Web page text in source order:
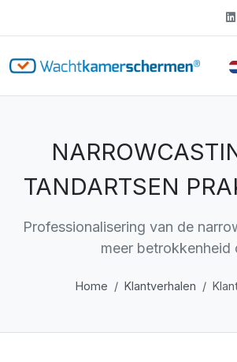
TANDARTSEN
Professionalisering van de
meer betrokkenheid
Home Klantverhalen